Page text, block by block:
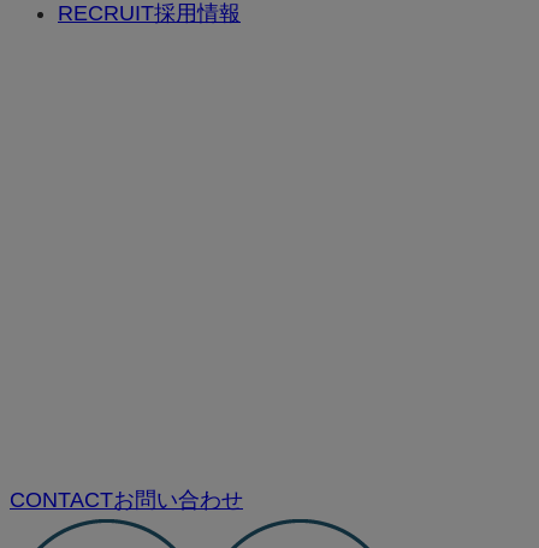
RECRUIT採用情報
CONTACTお問い合わせ